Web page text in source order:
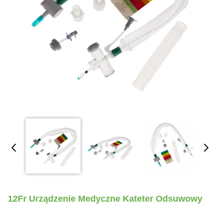
12Fr Urządzenie Medyczne Kateter Odsuwowy